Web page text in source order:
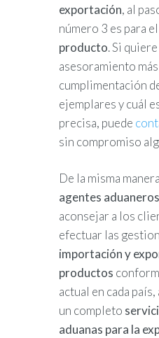
exportación, al
número 3 es para el
producto. Si
asesoramiento
cumplimentación
ejemplares y cuál
precisa, puede
sin compromiso
De la misma
agentes aduaneros
aconsejar a los
efectuar las
importación y
productos
actual en cada
un completo
aduanas para la